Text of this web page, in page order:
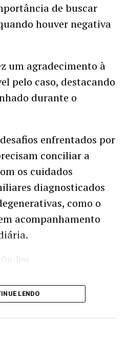
de buscar
houver negativa
um agradecimento à
pelo caso, destacando
durante o
enfrentados por
conciliar a
os cuidados
diagnosticados
como o
acompanhamento
On-line
LENDO